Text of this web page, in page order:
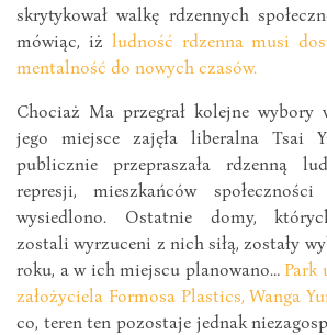
skrytykował walkę rdzennych
mówiąc, iż ludność rdzenna musi
mentalność do nowych czasów.
Chociaż Ma przegrał kolejne wybory
jego miejsce zajęła liberalna Tsai
publicznie przepraszała rdzenną
represji, mieszkańców
wysiedlono. Ostatnie domy,
zostali wyrzuceni z nich siłą, zostały
roku, a w ich miejscu planowano…Park
założyciela Formosa Plastics, Wanga
co, teren ten pozostaje jednak